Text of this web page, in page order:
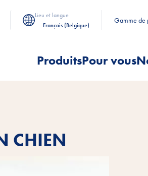
Lieu et langue
Français (Belgique)
Gamme de
ProduitsPour vous
CHIEN